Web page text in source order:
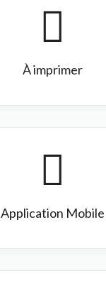
À imprimer
Application Mobile